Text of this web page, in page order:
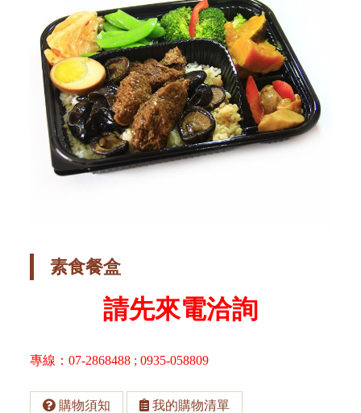
素食餐盒
請先來電洽詢
專線：07-2868488 ; 0935-058809
購物須知 我的購物清單